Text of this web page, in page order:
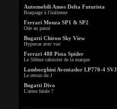
Automobili Amos Delta Futurista
Braquage à l'italienne
Ferrari Monza SP1 & SP2
Ode au passé
Bugatti Chiron Sky View
Hypercar avec vue
Ferrari 488 Pista Spider
Le 50ème cabriolet de la marque
Lamborghini Aventador LP770-4 SVJ
Le retour du J
Bugatti Divo
L'arme fatale ?